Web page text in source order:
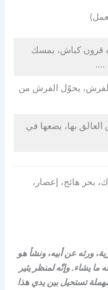
قرون كباش، يمسك
….
الفرش، يحوّل الفرش من
بها، يضعها في
بحر هائج، إعصار،
ورثه عن أبيه، ونشأ هو
ما يشاء. وإنّه لمنظر يثير
تستحيل بين يدي هذا